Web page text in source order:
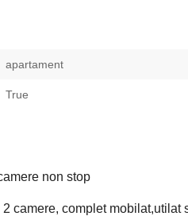
apartament
True
non stop
2 camere, complet mobilat,utilat